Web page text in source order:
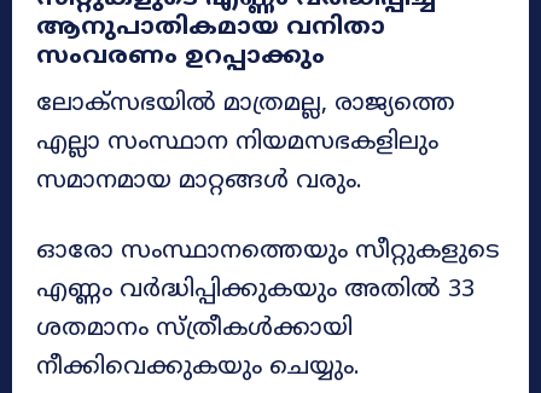
ആനുപാതികമായ വനിതാ
സംവരണം ഉറപ്പാക്കും
ലോക്സഭയിൽ മാത്രമല്ല, രാജ്യത്തെ
എല്ലാ സംസ്ഥാന നിയമസഭകളിലും
സമാനമായ മാറ്റങ്ങൾ വരും.
ഓരോ സംസ്ഥാനത്തെയും സീറ്റുകളുടെ
എണ്ണം വർദ്ധിപ്പിക്കുകയും അതിൽ 33
ശതമാനം സ്ത്രീകൾക്കായി
നീക്കിവെക്കുകയും ചെയ്യും.